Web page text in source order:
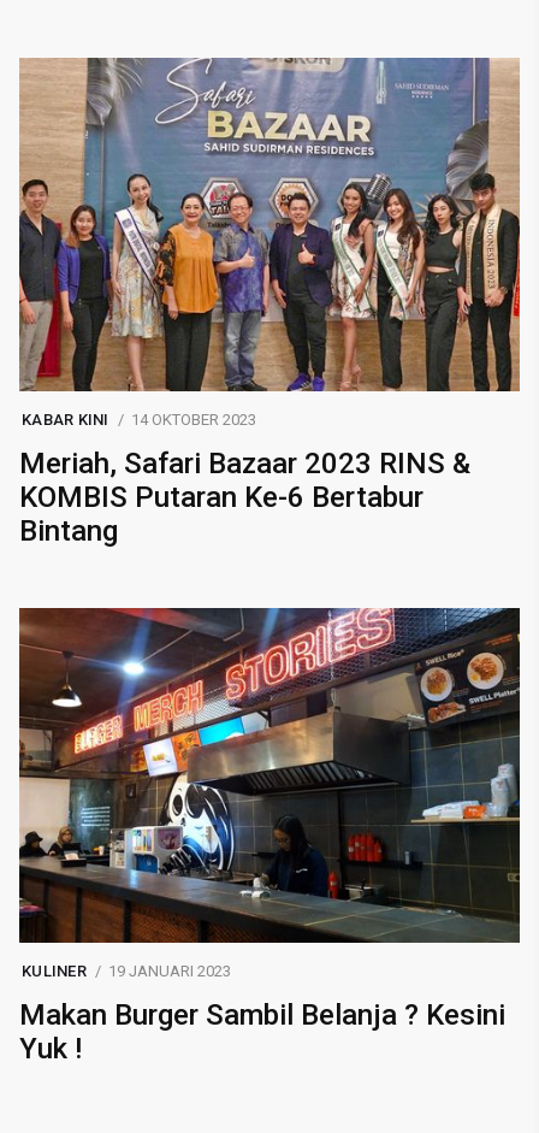
KABAR KINI 14 OKTOBER 2023
Meriah, Safari Bazaar 2023 RINS &
KOMBIS Putaran Ke-6 Bertabur
Bintang
KULINER 19 JANUARI 2023
Makan Burger Sambil Belanja ? Kesini
Yuk !